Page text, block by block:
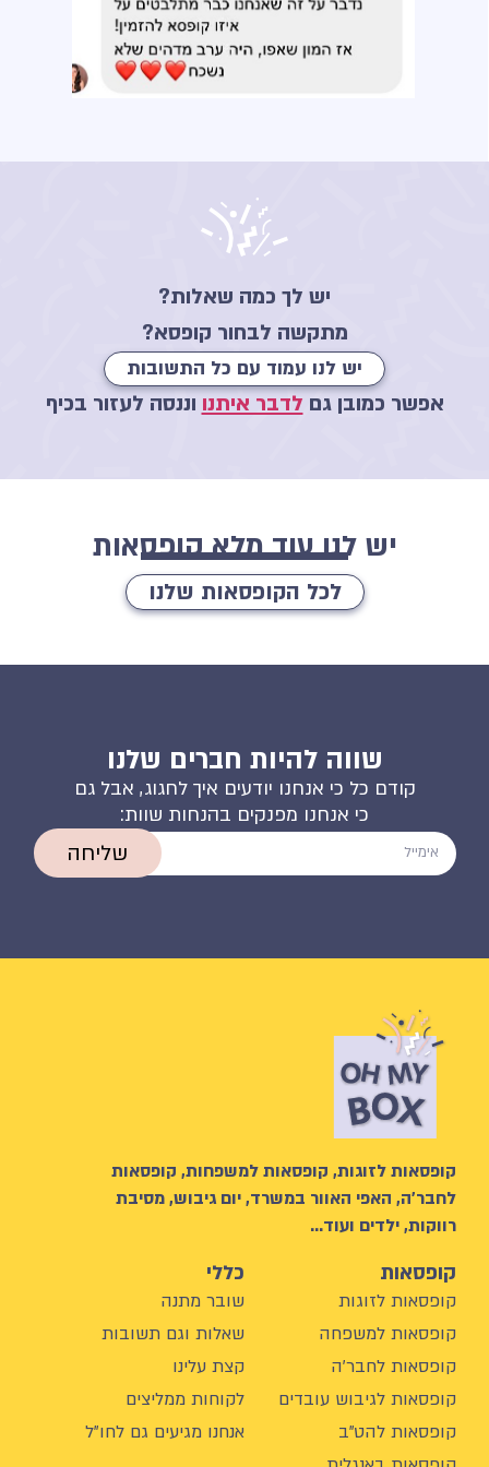
יש לך כמה שאלות?
מתקשה לבחור קופסא?
יש לנו עמוד עם כל התשובות
אפשר כמובן גם לדבר איתנו וננסה לעזור בכיף
יש לנו עוד מלא קופסאות
לכל הקופסאות שלנו
שווה להיות חברים שלנו
קודם כל כי אנחנו יודעים איך לחגוג, אבל גם
כי אנחנו מפנקים בהנחות שוות:
שליחה
קופסאות לזוגות, קופסאות למשפחות, קופסאות
לחבר’ה, האפי האוור במשרד, יום גיבוש, מסיבת
רווקות, ילדים ועוד…
קופסאות
קופסאות לזוגות
קופסאות למשפחה
קופסאות לחבר'ה
קופסאות לגיבוש עובדים
קופסאות להט"ב
כללי
שובר מתנה
שאלות וגם תשובות
קצת עלינו
לקוחות ממליצים
אנחנו מגיעים גם לחו"ל